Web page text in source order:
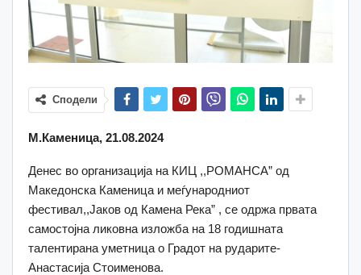
Сподели
М.Каменица, 21.08.2024
Денес во организација на КИЦ ,,РОМАНСА” од
Македонска Каменица и меѓународниот
фестивал,,Јаков од Камена Река” , се одржа првата
самостојна ликовна изложба на 18 годишната
талентирана уметница о Градот на рударите-
Анастасија Стоименова.